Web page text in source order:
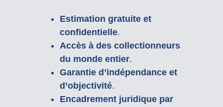
Estimation gratuite et
confidentielle.
Accès à des collectionneurs
du monde entier.
Garantie d’indépendance et
d’objectivité.
Encadrement juridique par